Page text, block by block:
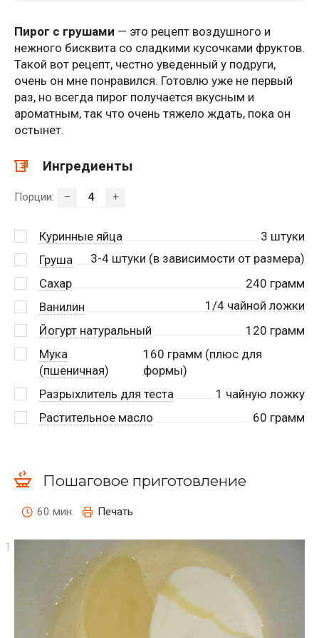
Пирог с грушами — это рецепт воздушного и
нежного бисквита со сладкими кусочками фруктов.
Такой вот рецепт, честно уведенный у подруги,
очень он мне понравился. Готовлю уже не первый
раз, но всегда пирог получается вкусным и
ароматным, так что очень тяжело ждать, пока он
остынет.
Ингредиенты
Порции: – +
Куринные яйца 3 штуки
Груша
3-4 штуки (в зависимости от размера)
Сахар
240 грамм
Ванилин
1/4 чайной ложки
Йогурт натуральный
120 грамм
Мука
(пшеничная)
160 грамм (плюс для
формы)
Разрыхлитель для теста
1 чайную ложку
Растительное масло
60 грамм
Пошаговое приготовление
60 мин. Печать